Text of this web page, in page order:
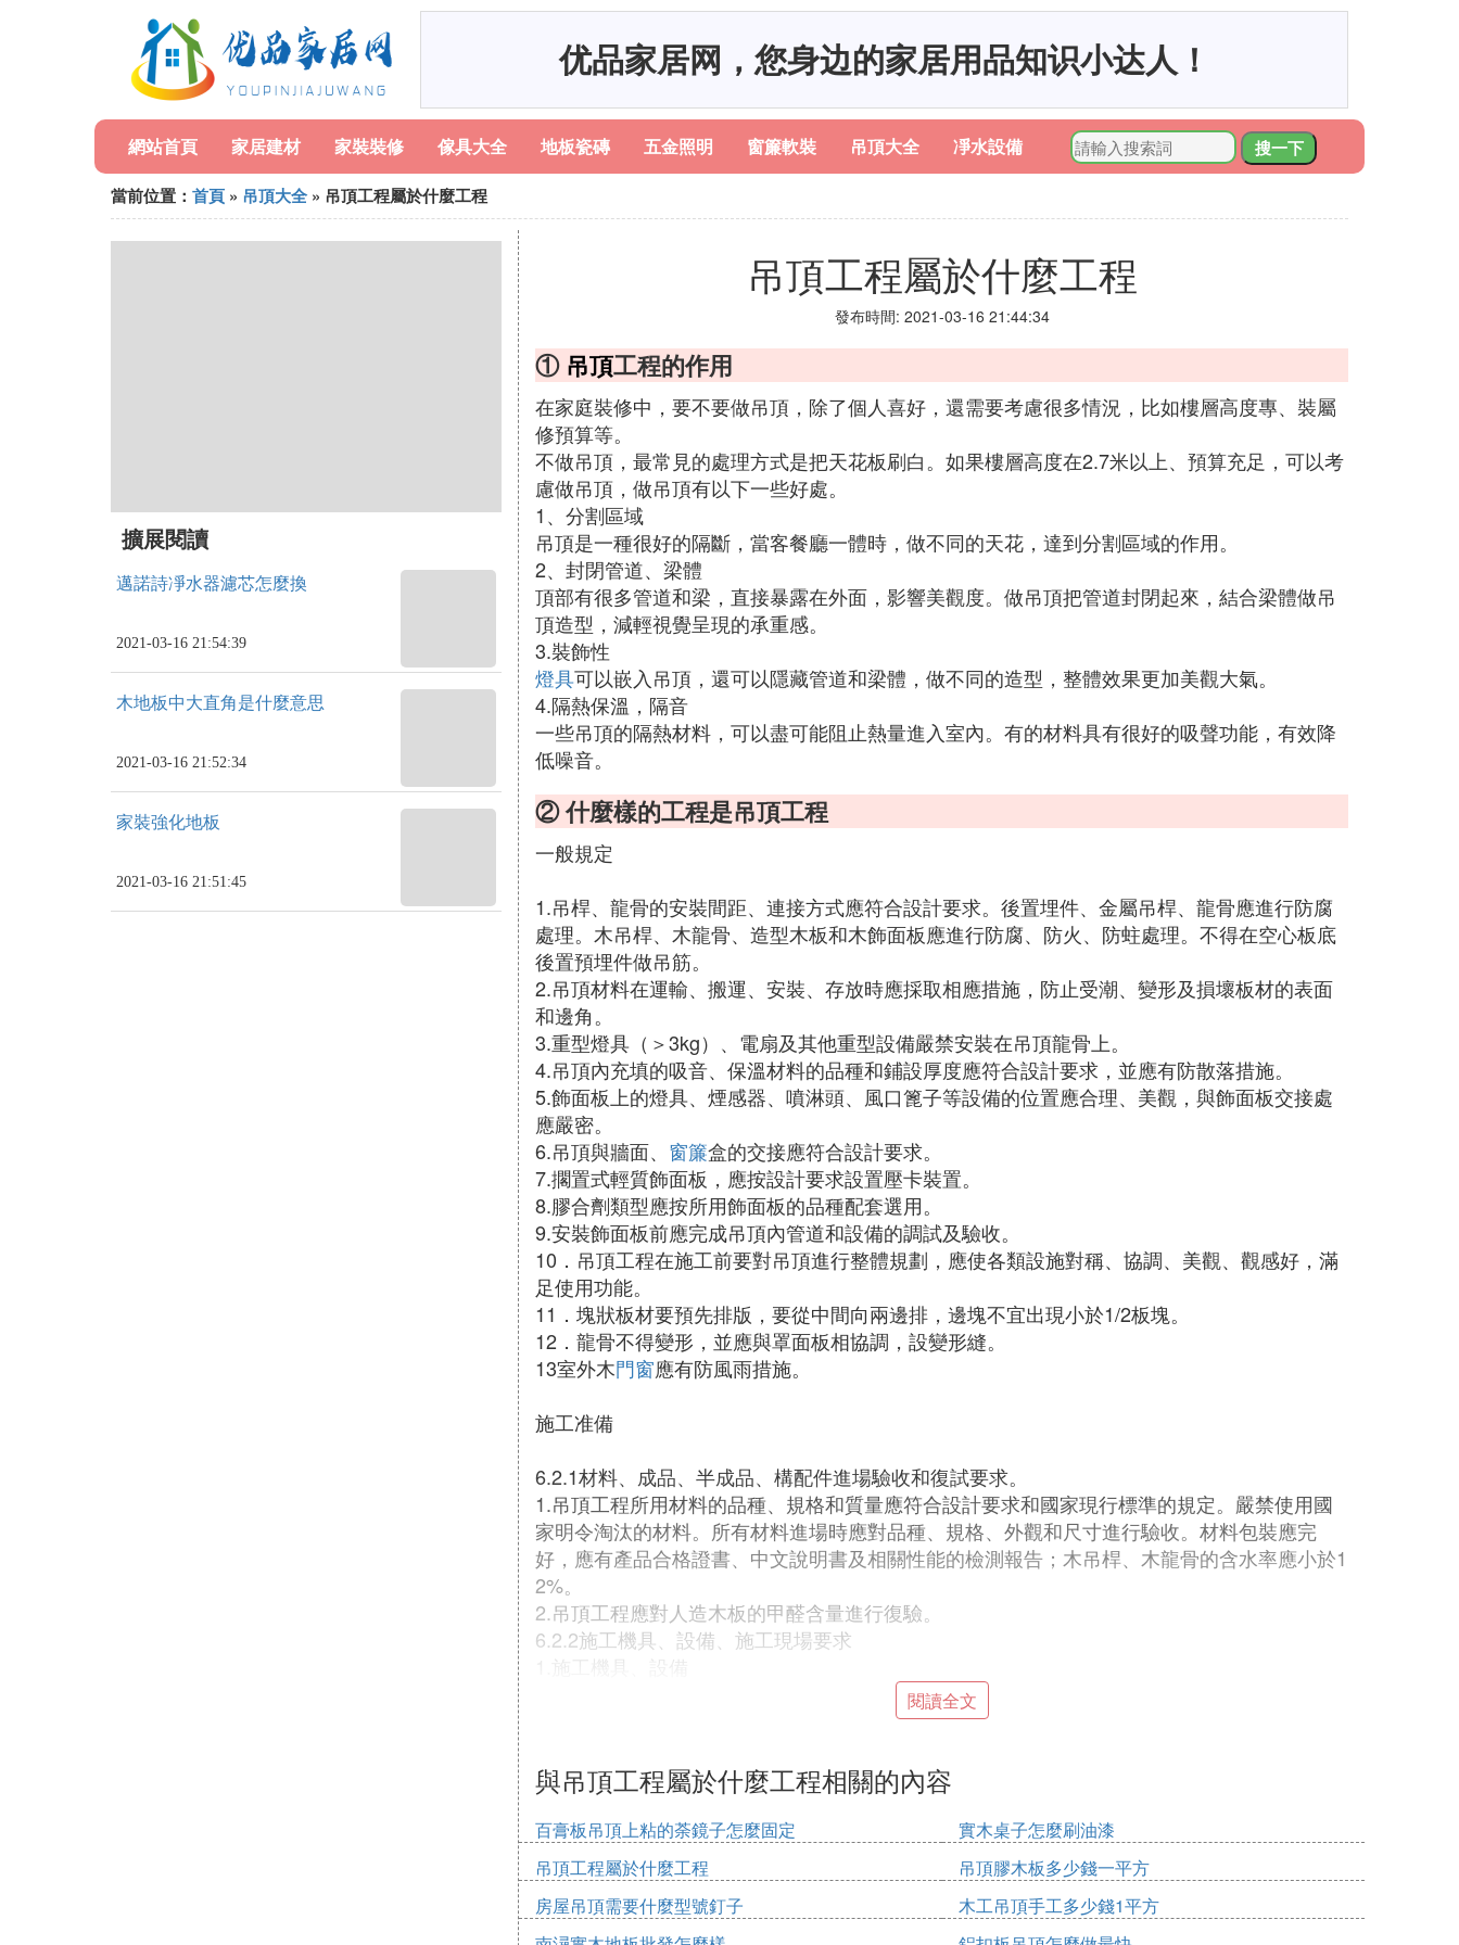
优品家居网，您身边的家居用品知识小达人！
網站首頁 家居建材 家裝裝修 傢具大全 地板瓷磚 五金照明 窗簾軟裝 吊頂大全 凈水設備
搜一下
當前位置： 首頁 » 吊頂大全» 吊頂工程屬於什麼工程
擴展閱讀
邁諾詩凈水器濾芯怎麼換
2021-03-16 21:54:39
木地板中大直角是什麼意思
2021-03-16 21:52:34
家裝強化地板
2021-03-16 21:51:45
吊頂工程屬於什麼工程
發布時間: 2021-03-16 21:44:34
① 吊頂工程的作用
在家庭裝修中，要不要做吊頂，除了個人喜好，還需要考慮很多情況，比如樓層高度專、裝屬
修預算等。
不做吊頂，最常見的處理方式是把天花板刷白。如果樓層高度在2.7米以上、預算充足，可以考
慮做吊頂，做吊頂有以下一些好處。
1、分割區域
吊頂是一種很好的隔斷，當客餐廳一體時，做不同的天花，達到分割區域的作用。
2、封閉管道、梁體
頂部有很多管道和梁，直接暴露在外面，影響美觀度。做吊頂把管道封閉起來，結合梁體做吊
頂造型，減輕視覺呈現的承重感。
3.裝飾性
燈具可以嵌入吊頂，還可以隱藏管道和梁體，做不同的造型，整體效果更加美觀大氣。
4.隔熱保溫，隔音
一些吊頂的隔熱材料，可以盡可能阻止熱量進入室內。有的材料具有很好的吸聲功能，有效降
低噪音。
② 什麼樣的工程是吊頂工程
一般規定
1.吊桿、龍骨的安裝間距、連接方式應符合設計要求。後置埋件、金屬吊桿、龍骨應進行防腐
處理。木吊桿、木龍骨、造型木板和木飾面板應進行防腐、防火、防蛀處理。不得在空心板底
後置預埋件做吊筋。
2.吊頂材料在運輸、搬運、安裝、存放時應採取相應措施，防止受潮、變形及損壞板材的表面
和邊角。
3.重型燈具（＞3kg）、電扇及其他重型設備嚴禁安裝在吊頂龍骨上。
4.吊頂內充填的吸音、保溫材料的品種和鋪設厚度應符合設計要求，並應有防散落措施。
5.飾面板上的燈具、煙感器、噴淋頭、風口篦子等設備的位置應合理、美觀，與飾面板交接處
應嚴密。
6.吊頂與牆面、 窗簾盒的交接應符合設計要求。
7.擱置式輕質飾面板，應按設計要求設置壓卡裝置。
8.膠合劑類型應按所用飾面板的品種配套選用。
9.安裝飾面板前應完成吊頂內管道和設備的調試及驗收。
10．吊頂工程在施工前要對吊頂進行整體規劃，應使各類設施對稱、協調、美觀、觀感好，滿
足使用功能。
11．塊狀板材要預先排版，要從中間向兩邊排，邊塊不宜出現小於1/2板塊。
12．龍骨不得變形，並應與罩面板相協調，設變形縫。
13室外木門窗應有防風雨措施。
施工准備
6.2.1材料、成品、半成品、構配件進場驗收和復試要求。
1.吊頂工程所用材料的品種、規格和質量應符合設計要求和國家現行標準的規定。嚴禁使用國
家明令淘汰的材料。所有材料進場時應對品種、規格、外觀和尺寸進行驗收。材料包裝應完
好，應有產品合格證書、中文說明書及相關性能的檢測報告；木吊桿、木龍骨的含水率應小於1
2%。
2.吊頂工程應對人造木板的甲醛含量進行復驗。
6.2.2施工機具、設備、施工現場要求
1.施工機具、設備
電鋸、電錘、型材切割機、射釘槍、手電筒鑽、手鋸、手刨子、鉗子、螺絲刀、扳子、方尺、
基體或基層的質量驗收合格後，管道、設備、電氣等的安裝及調試基本完成後，方具備施工條
件。
施工工藝
1工藝流程
閱讀全文
與吊頂工程屬於什麼工程相關的內容
百膏板吊頂上粘的荼鏡子怎麼固定
實木桌子怎麼刷油漆
吊頂工程屬於什麼工程
吊頂膠木板多少錢一平方
房屋吊頂需要什麼型號釘子
木工吊頂手工多少錢1平方